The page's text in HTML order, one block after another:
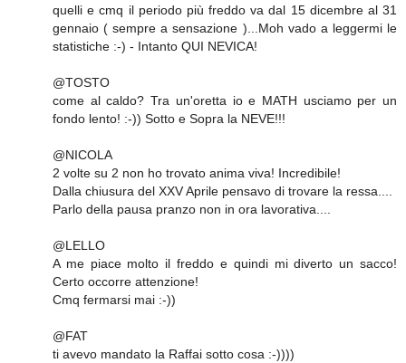
quelli e cmq il periodo più freddo va dal 15 dicembre al 31
gennaio ( sempre a sensazione )...Moh vado a leggermi le
statistiche :-) - Intanto QUI NEVICA!
@TOSTO
come al caldo? Tra un'oretta io e MATH usciamo per un
fondo lento! :-)) Sotto e Sopra la NEVE!!!
@NICOLA
2 volte su 2 non ho trovato anima viva! Incredibile!
Dalla chiusura del XXV Aprile pensavo di trovare la ressa....
Parlo della pausa pranzo non in ora lavorativa....
@LELLO
A me piace molto il freddo e quindi mi diverto un sacco!
Certo occorre attenzione!
Cmq fermarsi mai :-))
@FAT
ti avevo mandato la Raffai sotto cosa :-))))